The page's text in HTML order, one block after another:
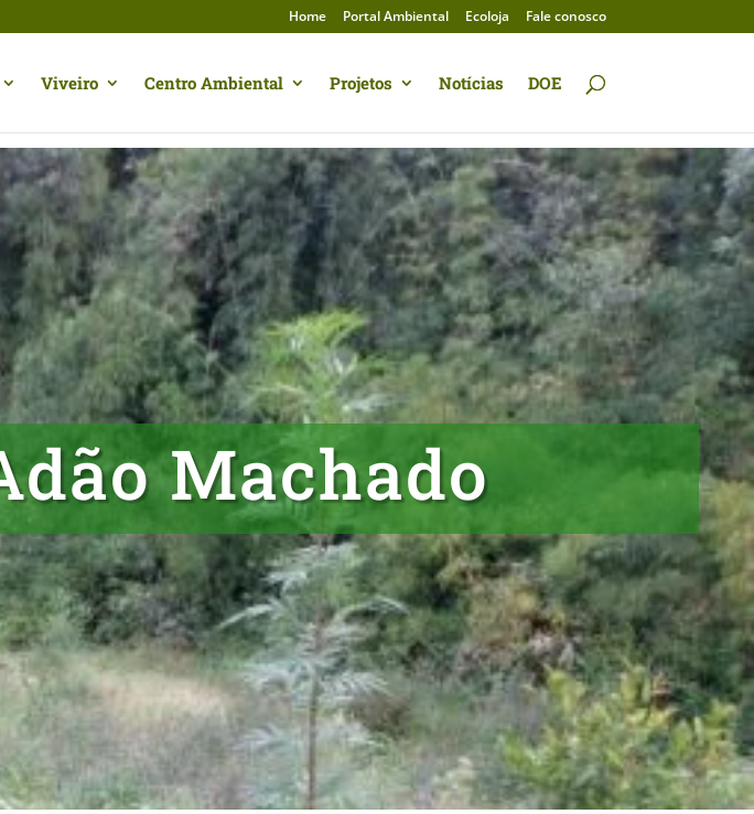
Home Portal Ambiental Ecoloja Fale conosco
Viveiro Centro Ambiental Projetos Notícias DOE
Machado